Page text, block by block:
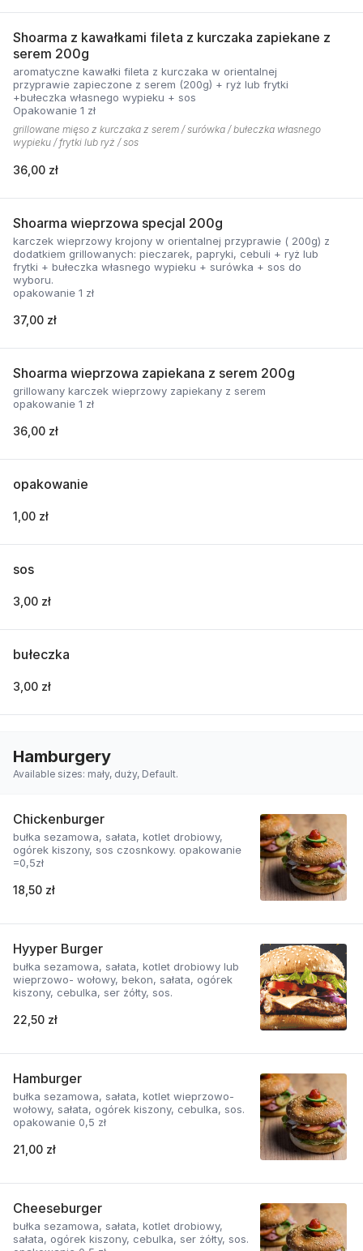
Shoarma z kawałkami fileta z kurczaka zapiekane z
serem 200g
aromatyczne kawałki fileta z kurczaka w orientalnej
przyprawie zapieczone z serem (200g) + ryż lub frytki
+bułeczka własnego wypieku + sos
Opakowanie 1 zł
grillowane mięso z kurczaka z serem / surówka / bułeczka własnego
wypieku / frytki lub ryż / sos
36,00 zł
Shoarma wieprzowa specjal 200g
karczek wieprzowy krojony w orientalnej przyprawie ( 200g) z
dodatkiem grillowanych: pieczarek, papryki, cebuli + ryż lub
frytki + bułeczka własnego wypieku + surówka + sos do
wyboru.
opakowanie 1 zł
37,00 zł
Shoarma wieprzowa zapiekana z serem 200g
grillowany karczek wieprzowy zapiekany z serem
opakowanie 1 zł
36,00 zł
opakowanie
1,00 zł
sos
3,00 zł
bułeczka
3,00 zł
Hamburgery
Available sizes: mały, duży, Default.
Chickenburger
bułka sezamowa, sałata, kotlet drobiowy,
ogórek kiszony, sos czosnkowy. opakowanie
=0,5zł
18,50 zł
Hyyper Burger
bułka sezamowa, sałata, kotlet drobiowy lub
wieprzowo- wołowy, bekon, sałata, ogórek
kiszony, cebulka, ser żółty, sos.
22,50 zł
Hamburger
bułka sezamowa, sałata, kotlet wieprzowo-
wołowy, sałata, ogórek kiszony, cebulka, sos.
opakowanie 0,5 zł
21,00 zł
Cheeseburger
bułka sezamowa, sałata, kotlet drobiowy,
sałata, ogórek kiszony, cebulka, ser żółty, sos.